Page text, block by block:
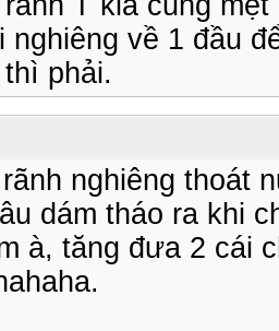
nghiêng về 1 đầu
phải.
nghiêng thoát
dám tháo ra khi
à, tăng đưa 2 cái